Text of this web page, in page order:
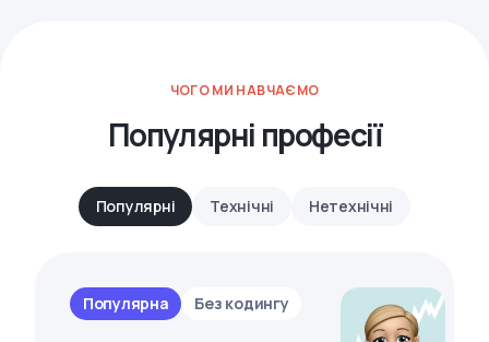
ЧОГО МИ НАВЧАЄМО
Популярні професії
Популярні Технічні Нетехнічні
Популярна Без кодингу